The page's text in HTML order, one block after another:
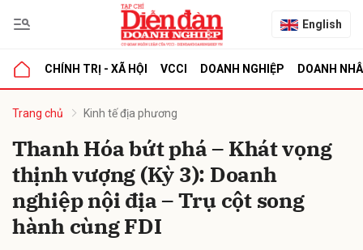
English
CHÍNH TRỊ - XÃ HỘI VCCI DOANH NGHIỆP DOANH
Trang chủ Kinh tế địa phương
Thanh Hóa bứt phá – Khát vọng
thịnh vượng (Kỳ 3): Doanh
nghiệp nội địa – Trụ cột song
hành cùng FDI
luận